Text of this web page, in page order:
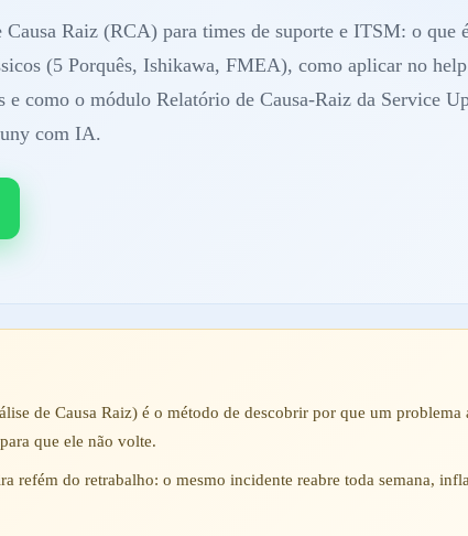
Raiz (RCA) para times de suporte e ITSM: o que
(5 Porquês, Ishikawa, FMEA), como aplicar no
e como o módulo Relatório de Causa-Raiz da Service
com IA.
de Causa Raiz) é o método de descobrir por que um
que ele não volte.
refém do retrabalho: o mesmo incidente reabre toda semana,